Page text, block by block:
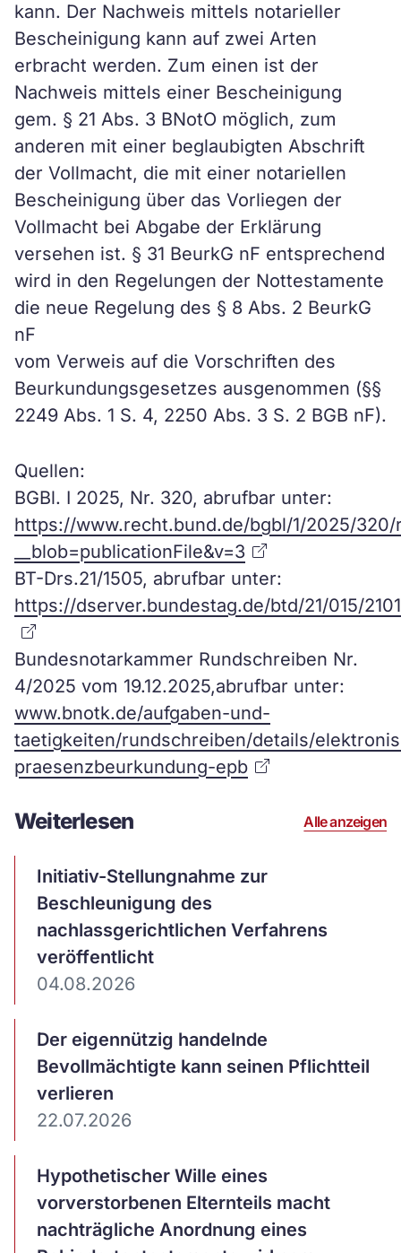
kann. Der Nachweis mittels notarieller
Bescheinigung kann auf zwei Arten
erbracht werden. Zum einen ist der
Nachweis mittels einer Bescheinigung
gem. § 21 Abs. 3 BNotO möglich, zum
anderen mit einer beglaubigten Abschrift
der Vollmacht, die mit einer notariellen
Bescheinigung über das Vorliegen der
Vollmacht bei Abgabe der Erklärung
versehen ist. § 31 BeurkG nF entsprechend
wird in den Regelungen der Nottestamente
die neue Regelung des § 8 Abs. 2 BeurkG
nF
vom Verweis auf die Vorschriften des
Beurkundungsgesetzes ausgenommen (§§
2249 Abs. 1 S. 4, 2250 Abs. 3 S. 2 BGB nF).
Quellen:
BGBl. I 2025, Nr. 320, abrufbar unter:
https://www.recht.bund.de/bgbl/1/2025/
__blob=publicationFile&v=3
BT-Drs.21/1505, abrufbar unter:
https://dserver.bundestag.de/btd/21/015/
Bundesnotarkammer Rundschreiben Nr.
4/2025 vom 19.12.2025,abrufbar unter:
www.bnotk.de/aufgaben-und-
taetigkeiten/rundschreiben/details/
praesenzbeurkundung-epb
Weiterlesen Alle anzeigen
Initiativ-Stellungnahme zur
Beschleunigung des
nachlassgerichtlichen Verfahrens
veröffentlicht
04.08.2026
Artikel
ansehen
Der eigennützig handelnde
Bevollmächtigte kann seinen Pflichtteil
verlieren
22.07.2026
Artikel
ansehen
Hypothetischer Wille eines
vorverstorbenen Elternteils macht
nachträgliche Anordnung eines
Artikel
ansehen